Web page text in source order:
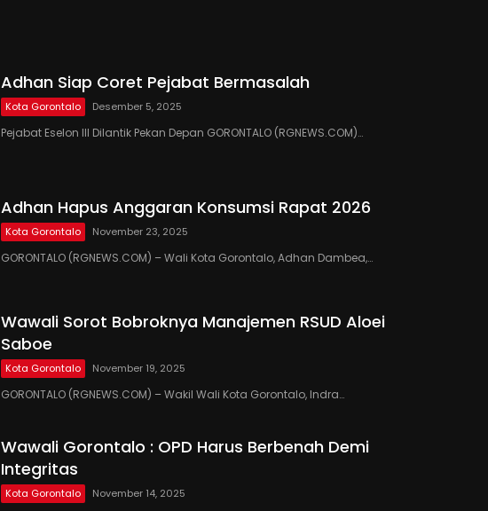
Adhan Siap Coret Pejabat Bermasalah
Kota Gorontalo Desember 5, 2025
Pejabat Eselon III Dilantik Pekan Depan GORONTALO (RGNEWS.COM)…
Adhan Hapus Anggaran Konsumsi Rapat 2026
Kota Gorontalo November 23, 2025
GORONTALO (RGNEWS.COM) – Wali Kota Gorontalo, Adhan Dambea,…
Wawali Sorot Bobroknya Manajemen RSUD Aloei
Saboe
Kota Gorontalo November 19, 2025
GORONTALO (RGNEWS.COM) – Wakil Wali Kota Gorontalo, Indra…
Wawali Gorontalo : OPD Harus Berbenah Demi
Integritas
Kota Gorontalo November 14, 2025